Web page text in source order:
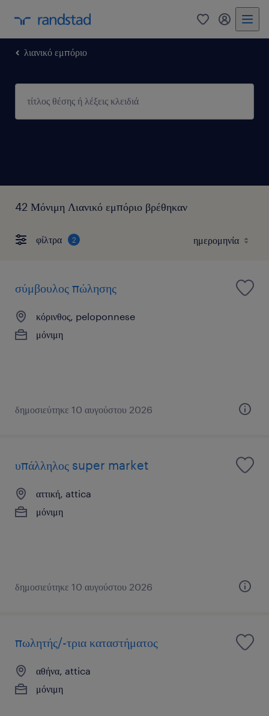
0 my
λιανικό εμπόριο
42 Μόνιμη Λιανικό εμπόριο βρέθηκαν
φίλτρα 2
σύμβουλος πώλησης
κόρινθος, peloponnese
μόνιμη
δημοσιεύτηκε 10 αυγούστου 2026
υπάλληλος super market
αττική, attica
μόνιμη
δημοσιεύτηκε 10 αυγούστου 2026
πωλητής/-τρια καταστήματος
αθήνα, attica
μόνιμη